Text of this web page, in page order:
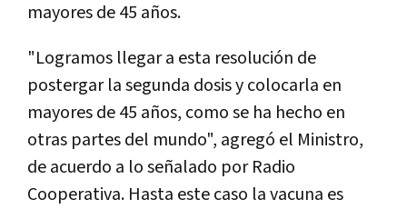
mayores de 45 años.
"Logramos llegar a esta resolución de
postergar la segunda dosis y colocarla en
mayores de 45 años, como se ha hecho en
otras partes del mundo", agregó el Ministro,
de acuerdo a lo señalado por Radio
Cooperativa. Hasta este caso la vacuna es